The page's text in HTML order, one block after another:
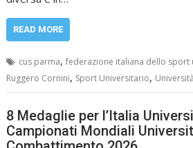
READ MORE
cus parma,federazione italiana dello sport
Ruggero Cornini, Sport Universitario,
8 Medaglie per l’Italia
Campionati Mondiali